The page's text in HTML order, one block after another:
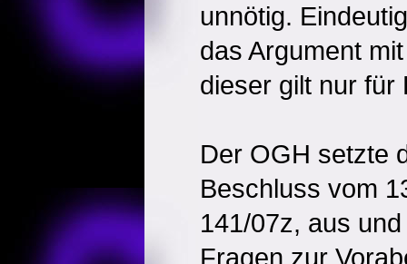
unnötig.
das Argument
dieser gilt nur für
Der OGH setzte
Beschluss vom
141/07z, aus
Fragen zur